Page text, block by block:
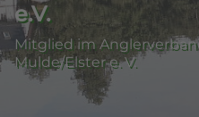
e.V.
Mitglied im
Mulde/Elster e. V.